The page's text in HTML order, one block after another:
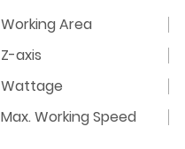
Working Area
Z-axis
Wattage
Max. Working Speed